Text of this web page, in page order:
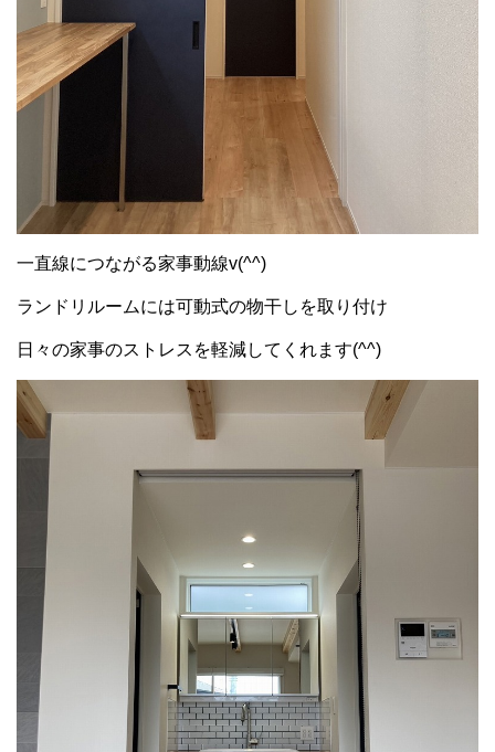
一直線につながる家事動線v(^^)
ランドリルームには可動式の物干しを取り付け
日々の家事のストレスを軽減してくれます(^^)